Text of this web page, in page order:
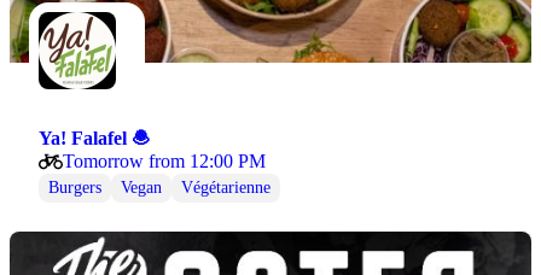
Ya! Falafel 🧆
Tomorrow from 12:00 PM
Burgers Vegan Végétarienne